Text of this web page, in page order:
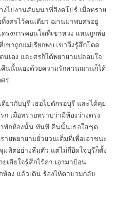
ไปงานสัมมนาที่สิงคโปร์ เมื่อทราย
ทิ้งศรไว้คนเดียว ฌานมาพบศรอยู่
รงการคอนโดที่เขาหวง แหนถูกพ่อ
ขาถูกแม่เรียกพบ เขาจึงรู้สึกโดด
เอง และศรก็ได้พยายามปลอบใจ
นนั้นเองด้วยความรักส่วนฌานก็ได้
ร
ยวกับบุรี เธอไปดักรอบุรี และได้คุย
ก เมื่อทรายทราบว่ามีห้องว่างตรง
พักห้องนั้น ทันที คืนนั้นเธอใส่ชุด
ายพยายามยั่วยวนเต็มที่เพื่อเอาชนะ
มพิตอย่างลืมตัว แต่ไม่กี่อึดใจบุรีก็ตั้ง
เสียใจรู้สึกไร้ค่า เอามาป้อน
ห้อง แล้วเดิน ร้องไห้ตาบวมกลับ